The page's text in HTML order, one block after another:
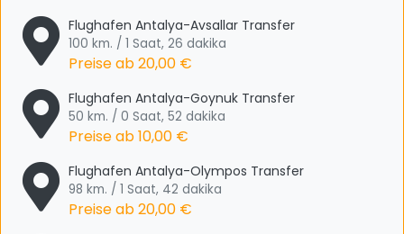
Flughafen Antalya-Avsallar Transfer
100 km. / 1 Saat, 26 dakika
Preise ab20,00 €
Flughafen Antalya-Goynuk Transfer
50 km. / 0 Saat, 52 dakika
Preise ab10,00 €
Flughafen Antalya-Olympos Transfer
98 km. / 1 Saat, 42 dakika
Preise ab20,00 €